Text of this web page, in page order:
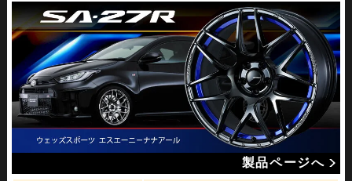
製品ページへ